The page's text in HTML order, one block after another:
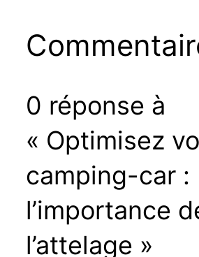
0 réponse à
« Optimisez
camping-car :
l’importance
l’attelage »